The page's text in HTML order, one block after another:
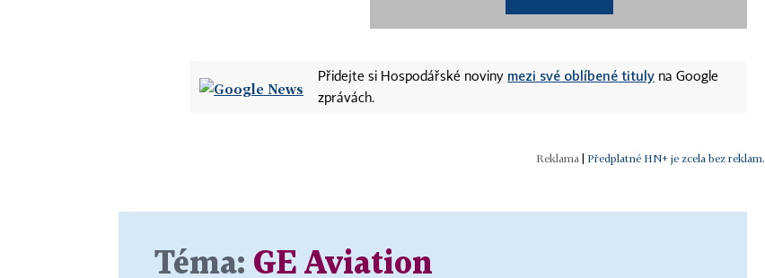
Přidejte si Hospodářské noviny mezi své oblíbené tituly na Google
zprávách.
| Předplatné HN+ je zcela bez reklam.
Téma: GE Aviation